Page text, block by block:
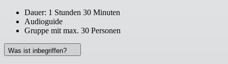
Dauer: 1 Stunden 30 Minuten
Audioguide
Gruppe mit max. 30 Personen
Was ist inbegriffen?